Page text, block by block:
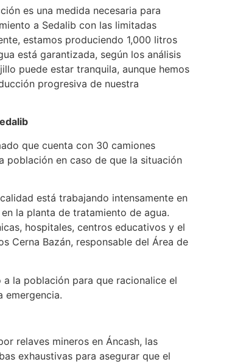
es una medida necesaria para
a Sedalib con las limitadas
estamos produciendo 1,000 litros
está garantizada, según los análisis
puede estar tranquila, aunque hemos
progresiva de nuestra
que cuenta con 30 camiones
población en caso de que la situación
está trabajando intensamente en
la planta de tratamiento de agua.
hospitales, centros educativos y el
Cerna Bazán, responsable del Área de
a la población para que racionalice el
emergencia.
relaves mineros en Áncash, las
exhaustivas para asegurar que el